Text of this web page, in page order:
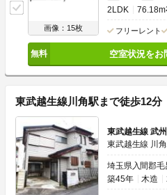
画像：15枚
2LDK 76.18m
フリーレント
空室状況をお
東武越生線川角駅まで徒歩12分
東武越生線 武
東武越生線 川
埼玉県入間郡
築45年
木造